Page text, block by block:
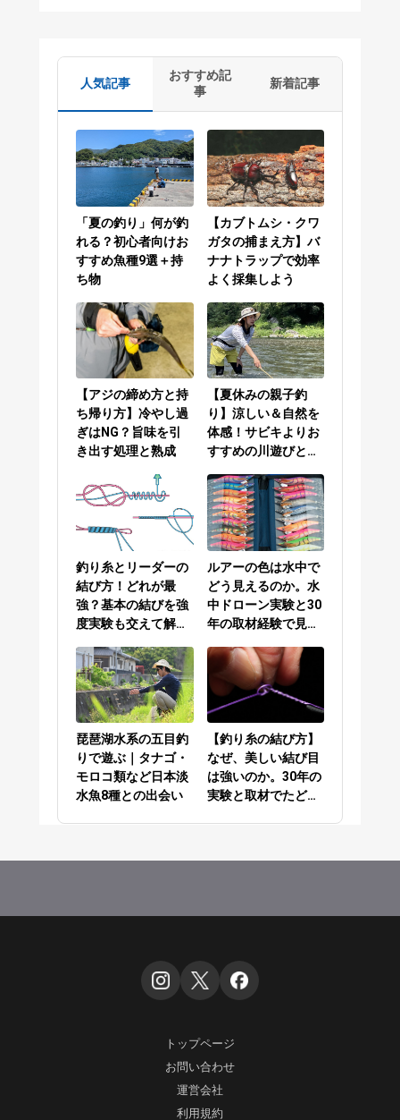
人気記事
おすすめ記
事
新着記事
「夏の釣り」何が釣
れる？初心者向けお
すすめ魚種9選＋持
ち物
【カブトムシ・クワ
ガタの捕まえ方】バ
ナナトラップで効率
よく採集しよう
【アジの締め方と持
ち帰り方】冷やし過
ぎはNG？旨味を引
き出す処理と熟成
【夏休みの親子釣
り】涼しい＆自然を
体感！サビキよりお
すすめの川遊びと
釣り糸とリーダーの
結び方！どれが最
強？基本の結びを強
度実験も交えて解説
ーの結び方編
ルアーの色は水中で
どう見えるのか。水
中ドローン実験と30
年の取材経験で見え
琵琶湖水系の五目釣
りで遊ぶ｜タナゴ・
モロコ類など日本淡
水魚8種との出会い
【釣り糸の結び方】
なぜ、美しい結び目
は強いのか。30年の
実験と取材でたどり
トップページ
お問い合わせ
運営会社
利用規約